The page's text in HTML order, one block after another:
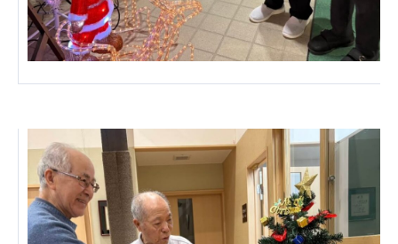
上桂の郷
ファミリエール吉祥院
教育（共に生きる仲間達）
国際医療専門学校 浦和学院高等学校
明星幼稚園
特定非営利活動法人ファイアーレッズメディカルスポ
ーツクラブ